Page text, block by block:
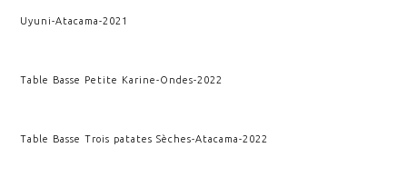
Uyuni-Atacama-2021
Table Basse Petite Karine-Ondes-2022
Table Basse Trois patates Sèches-Atacama-2022